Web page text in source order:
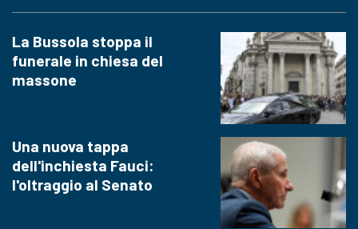
La Bussola stoppa il
funerale in chiesa del
massone
Una nuova tappa
dell'inchiesta Fauci:
l'oltraggio al Senato